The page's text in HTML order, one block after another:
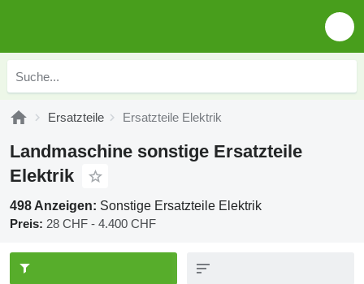
Ersatzteile Ersatzteile Elektrik
Landmaschine sonstige Ersatzteile
Elektrik
498 Anzeigen: Sonstige Ersatzteile Elektrik
Preis: 28 CHF - 4.400 CHF